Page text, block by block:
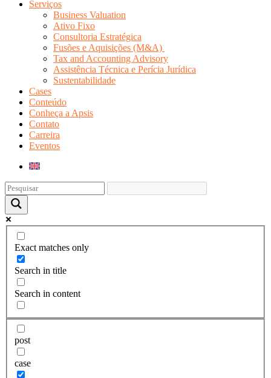
Serviços
Business Valuation
Ativo Fixo
Consultoria Estratégica
Fusões e Aquisições (M&A)
Tax and Accounting Advisory
Assistência Técnica e Perícia Jurídica
Sustentabilidade
Cases
Conteúdo
Conheça a Apsis
Contato
Carreira
Eventos
Exact matches only
Search in title
Search in content
post
case